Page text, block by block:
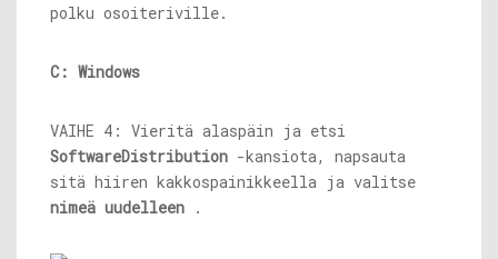
polku osoiteriville.
C: Windows
VAIHE 4: Vieritä alaspäin ja etsi
SoftwareDistribution -kansiota, napsauta
sitä hiiren kakkospainikkeella ja valitse
nimeä uudelleen .